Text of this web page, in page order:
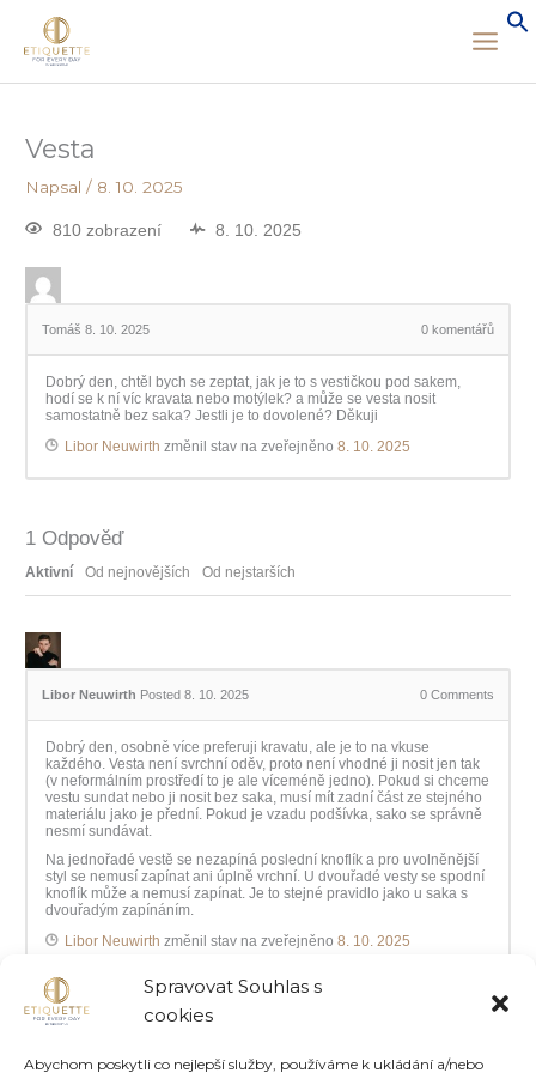
Spravovat Souhlas s
cookies
Abychom poskytli co nejlepší služby, používáme k ukládání a/nebo
Vesta
Napsal/ 8. 10. 2025
810 zobrazení 8. 10. 2025
Tomáš8. 10. 2025 0 komentářů
Dobrý den, chtěl bych se zeptat, jak je to s vestičkou pod sakem,
hodí se k ní víc kravata nebo motýlek? a může se vesta nosit
samostatně bez saka? Jestli je to dovolené? Děkuji
Libor Neuwirth změnil stav na zveřejněno8. 10. 2025
1 Odpověď
Aktivní Od nejnovějších Od nejstarších
Libor Neuwirth Posted 8. 10. 2025 0Comments
Dobrý den, osobně více preferuji kravatu, ale je to na vkuse
každého. Vesta není svrchní oděv, proto není vhodné ji nosit jen tak
(v neformálním prostředí to je ale víceméně jedno). Pokud si chceme
vestu sundat nebo ji nosit bez saka, musí mít zadní část ze stejného
materiálu jako je přední. Pokud je vzadu podšívka, sako se správně
nesmí sundávat.
Na jednořadé vestě se nezapíná poslední knoflík a pro uvolněnější
styl se nemusí zapínat ani úplně vrchní. U dvouřadé vesty se spodní
knoflík může a nemusí zapínat. Je to stejné pravidlo jako u saka s
dvouřadým zapínáním.
Libor Neuwirth změnil stav na zveřejněno8. 10. 2025
←Předchozí Otázka Další Otázka